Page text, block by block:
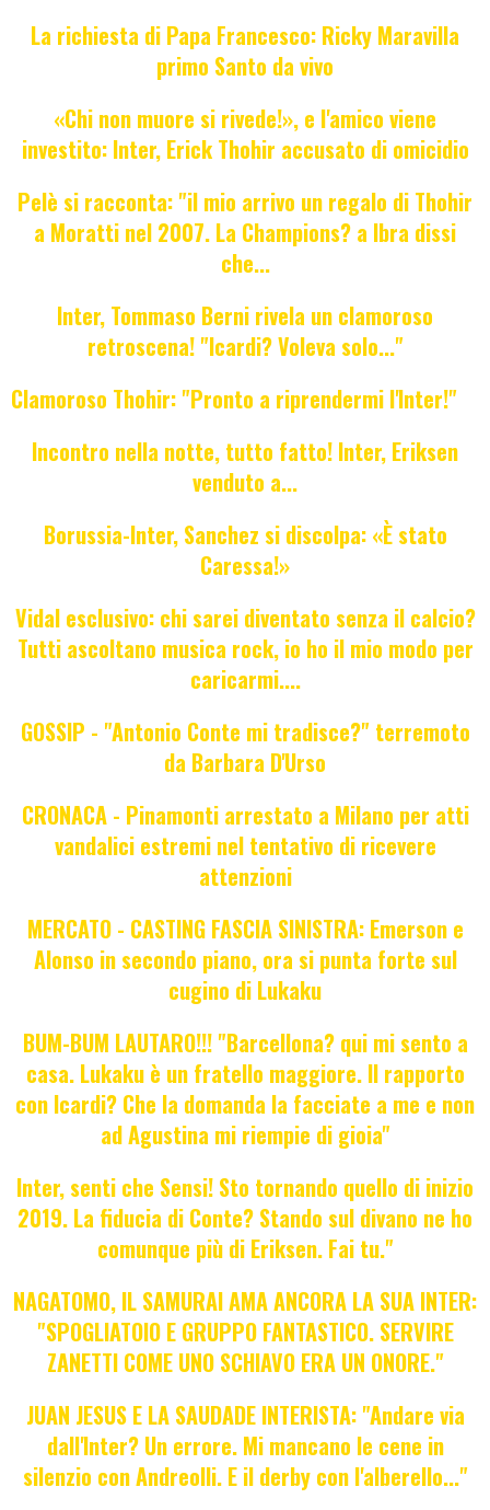
La richiesta di Papa Francesco: Ricky Maravilla
primo Santo da vivo
«Chi non muore si rivede!», e l'amico viene
investito: Inter, Erick Thohir accusato di omicidio
Pelè si racconta: "il mio arrivo un regalo di Thohir
a Moratti nel 2007. La Champions? a Ibra dissi
che...
Inter, Tommaso Berni rivela un clamoroso
retroscena! "Icardi? Voleva solo..."
Clamoroso Thohir: "Pronto a riprendermi l'Inter!"
Incontro nella notte, tutto fatto! Inter, Eriksen
venduto a...
Borussia-Inter, Sanchez si discolpa: «È stato
Caressa!»
Vidal esclusivo: chi sarei diventato senza il calcio?
Tutti ascoltano musica rock, io ho il mio modo per
caricarmi....
GOSSIP - "Antonio Conte mi tradisce?" terremoto
da Barbara D'Urso
CRONACA - Pinamonti arrestato a Milano per atti
vandalici estremi nel tentativo di ricevere
attenzioni
MERCATO - CASTING FASCIA SINISTRA: Emerson e
Alonso in secondo piano, ora si punta forte sul
cugino di Lukaku
BUM-BUM LAUTARO!!! "Barcellona? qui mi sento a
casa. Lukaku è un fratello maggiore. Il rapporto
con Icardi? Che la domanda la facciate a me e non
ad Agustina mi riempie di gioia"
Inter, senti che Sensi! Sto tornando quello di inizio
2019. La fiducia di Conte? Stando sul divano ne ho
comunque più di Eriksen. Fai tu."
NAGATOMO, IL SAMURAI AMA ANCORA LA SUA INTER:
"SPOGLIATOIO E GRUPPO FANTASTICO. SERVIRE
ZANETTI COME UNO SCHIAVO ERA UN ONORE."
JUAN JESUS E LA SAUDADE INTERISTA: "Andare via
dall'Inter? Un errore. Mi mancano le cene in
silenzio con Andreolli. E il derby con l'alberello..."